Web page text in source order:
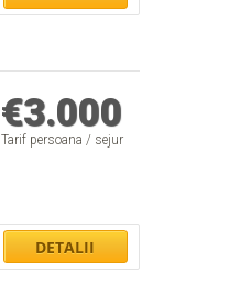
€3.000
Tarif persoana / sejur